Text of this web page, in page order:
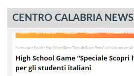
CENTRO CALABRIA NEWS